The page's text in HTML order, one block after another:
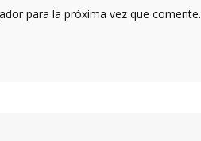
para la próxima vez que comente.